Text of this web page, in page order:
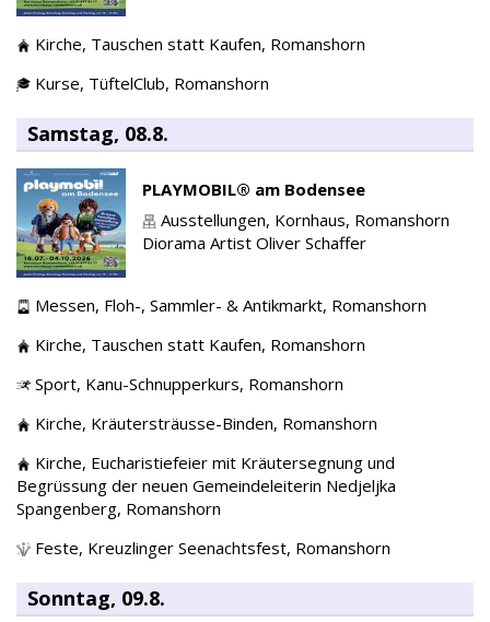
Kirche, Tauschen statt Kaufen, Romanshorn
Kurse, TüftelClub, Romanshorn
Samstag, 08.8.
PLAYMOBIL® am Bodensee
Ausstellungen, Kornhaus, Romanshorn
Diorama Artist Oliver Schaffer
Messen, Floh-, Sammler- & Antikmarkt, Romanshorn
Kirche, Tauschen statt Kaufen, Romanshorn
Sport, Kanu-Schnupperkurs, Romanshorn
Kirche, Kräutersträusse-Binden, Romanshorn
Kirche, Eucharistiefeier mit Kräutersegnung und
Begrüssung der neuen Gemeindeleiterin Nedjeljka
Spangenberg, Romanshorn
Feste, Kreuzlinger Seenachtsfest, Romanshorn
Sonntag, 09.8.